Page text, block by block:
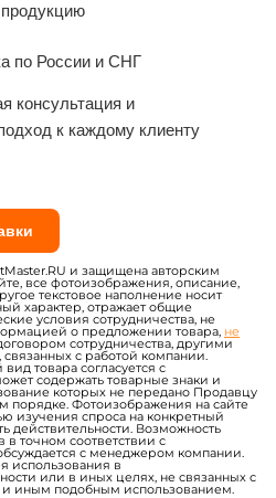
по России и СНГ
консультация и
к каждому клиенту
и защищена авторским
все фотоизображения, описание,
текстовое наполнение носит
характер, отражает общие
условия сотрудничества, не
о предложении товара, не
сотрудничества, другими
с работой компании.
товара согласуется с
содержать товарные знаки и
которых не передано Продавцу
порядке. Фотоизображения на сайте
изучения спроса на конкретный
действительности. Возможность
в точном соответствии с
с менеджером компании.
использования в
или в иных целях, не связанных с
иным подобным использованием.